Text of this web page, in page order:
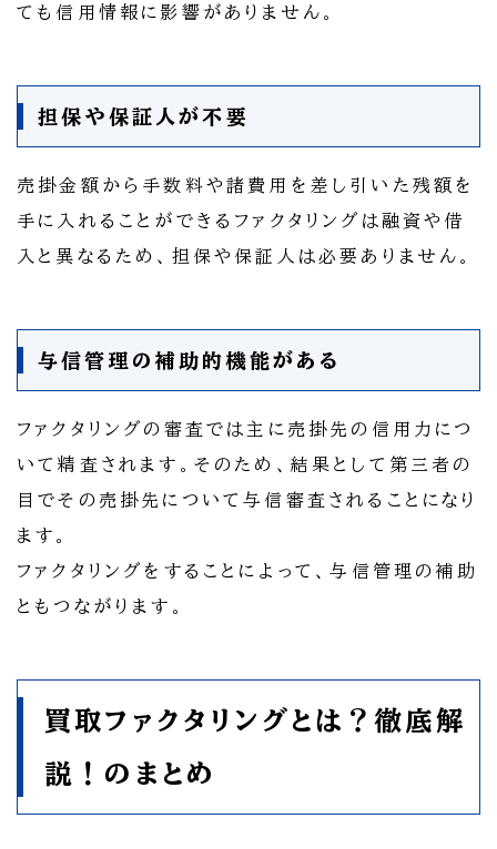
ても信用情報に影響がありません。
担保や保証人が不要
売掛金額から手数料や諸費用を差し引いた残額を
手に入れることができるファクタリングは融資や借
入と異なるため、担保や保証人は必要ありません。
与信管理の補助的機能がある
ファクタリングの審査では主に売掛先の信用力につ
いて精査されます。そのため、結果として第三者の
目でその売掛先について与信審査されることになり
ます。
ファクタリングをすることによって、与信管理の補助
ともつながります。
買取ファクタリングとは？徹底解
説！のまとめ